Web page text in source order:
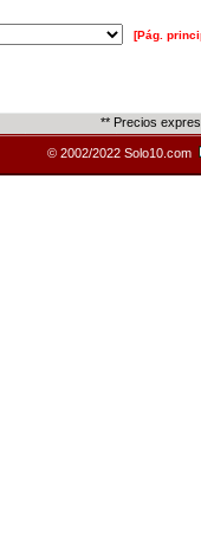
[Pág.
** Precios
© 2002/2022 Solo10.com